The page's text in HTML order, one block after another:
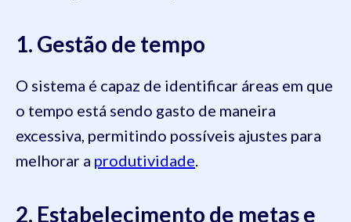
1. Gestão de tempo
O sistema é capaz de identificar áreas em que
o tempo está sendo gasto de maneira
excessiva, permitindo possíveis ajustes para
melhorar a produtividade
2. Estabelecimento de metas e